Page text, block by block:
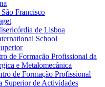
Francisco
de Lisboa
School
de Formação Profissional da
e Metalomecânica
de Formação Profissional
Superior de Actividades